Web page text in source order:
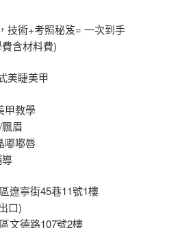
技術+考照秘笈= 一次到手
含材料費)
美睫美甲
甲教學
眉
嘟嘟唇
遼寧街45巷11號1樓
口)
文德路107號2樓